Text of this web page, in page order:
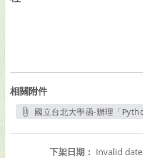
相關附件
國立台北大學函-辦理「
下架日期： Invalid date